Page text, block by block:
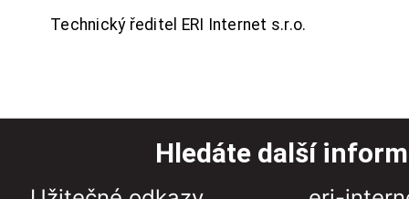
Technický ředitel ERI Internet s.r.o.
Hledáte další